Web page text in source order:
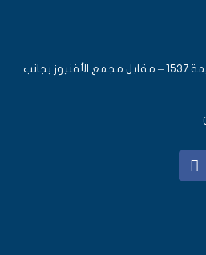
الكويت – الري -قطعة 1 – قسيمة 1537 – مقابل مجمع الأفنيوز بجانب